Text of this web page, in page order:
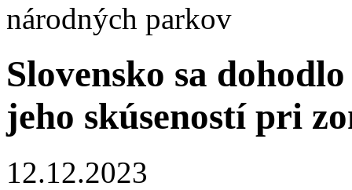
národných parkov
Slovensko sa
jeho skúseností pri
12.12.2023